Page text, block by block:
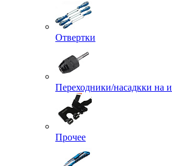
Отвертки
Переходники/насадкки на
Прочее